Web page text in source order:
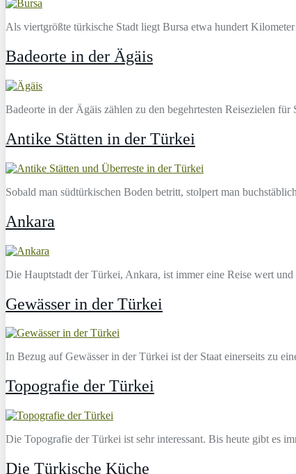
Als viertgrößte türkische Stadt liegt Bursa etwa hundert
Badeorte in der Ägäis
Badeorte in der Ägäis zählen zu den begehrtesten Reisezielen
Antike Stätten in der Türkei
Sobald man südtürkischen Boden betritt, stolpert man
Ankara
Die Hauptstadt der Türkei, Ankara, ist immer eine Reise wert
Gewässer in der Türkei
In Bezug auf Gewässer in der Türkei ist der Staat einerseits zu
Topografie der Türkei
Die Topografie der Türkei ist sehr interessant. Bis heute gibt es
Die Türkische Küche